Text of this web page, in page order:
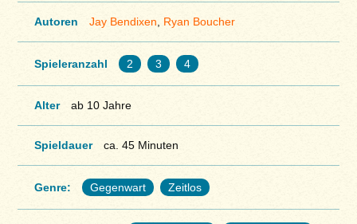
Autoren Jay Bendixen Ryan Boucher
Spieleranzahl 2 3 4
Alter ab 10 Jahre
Spieldauer ca. 45 Minuten
Genre: Gegenwart Zeitlos